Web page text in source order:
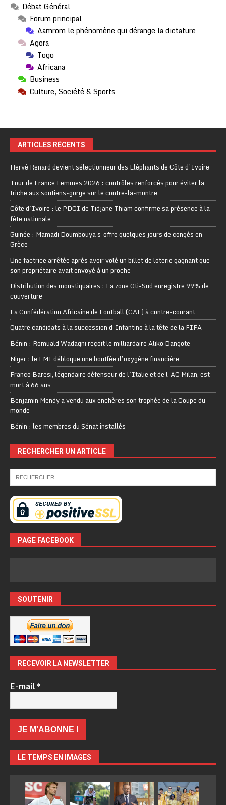
Débat Général
Forum principal
Aamrom le phénomène qui dérange la dictature
Agora
Togo
Africana
Business
Culture, Société & Sports
ARTICLES RÉCENTS
Hervé Renard devient sélectionneur des Eléphants de Côte d’Ivoire
Tour de France Femmes 2026 : contrôles renforcés pour éviter la
triche aux soutiens-gorge sur le contre-la-montre
Côte d’Ivoire : le PDCI de Tidjane Thiam confirme sa présence à la
fête nationale
Guinée : Mamadi Doumbouya s’offre quelques jours de congés en
Grèce
Une factrice arrêtée après avoir volé un billet de loterie gagnant que
son propriétaire avait envoyé à un proche
Distribution des moustiquaires : La zone Oti-Sud enregistre 99% de
couverture
La Confédération Africaine de Football (CAF) à contre-courant
Quatre candidats à la succession d’Infantino à la tête de la FIFA
Bénin : Romuald Wadagni reçoit le milliardaire Aliko Dangote
Niger : le FMI débloque une bouffée d’oxygène financière
Franco Baresi, légendaire défenseur de l’Italie et de l’AC Milan, est
mort à 66 ans
Benjamin Mendy a vendu aux enchères son trophée de la Coupe du
monde
Bénin : les membres du Sénat installés
RECHERCHER UN ARTICLE
PAGE FACEBOOK
SOUTENIR
RECEVOIR LA NEWSLETTER
E-mail*
LE TEMPS EN IMAGES